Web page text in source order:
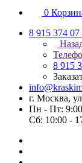
0
8 915 374 07
8 915
г. Москва,
Пн - Пт:
Сб: 10:00 -